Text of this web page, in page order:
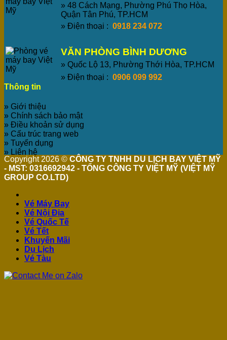
» 48 Cách Mạng, Phường Phú Thọ Hòa,
Quận Tân Phú, TP.HCM
» Điện thoại : 0918 234 072
VĂN PHÒNG BÌNH DƯƠNG
» Quốc Lộ 13, Phường Thới Hòa, TP.HCM
» Điện thoại : 0906 099 992
Thông tin
» Giới thiệu
» Chính sách bảo mật
» Điều khoản sử dụng
» Cấu trúc trang web
» Tuyển dụng
» Liên hệ
Copyright 2026 © CÔNG TY TNHH DU LỊCH BAY VIỆT MỸ
- MST: 0316692942 - TỔNG CÔNG TY VIỆT MỸ (VIỆT MỸ
GROUP CO.LTD)
Vé Máy Bay
Vé Nội Địa
Vé Quốc Tế
Vé Tết
Khuyến Mãi
Du Lịch
Vé Tàu